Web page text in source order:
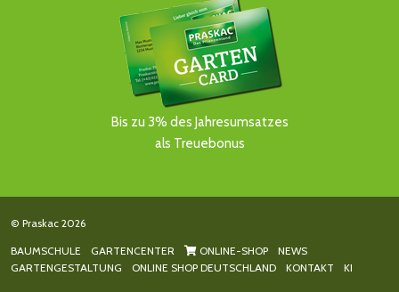
Bis zu 3% des Jahresumsatzes
als Treuebonus
© Praskac 2026
BAUMSCHULE GARTENCENTER ONLINE-SHOP
NEWS
GARTENGESTALTUNG
ONLINE SHOP DEUTSCHLAND KONTAKT KI